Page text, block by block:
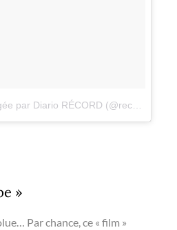
Diario RÉCORD (@record_mexico)
»
Par chance, ce « film »